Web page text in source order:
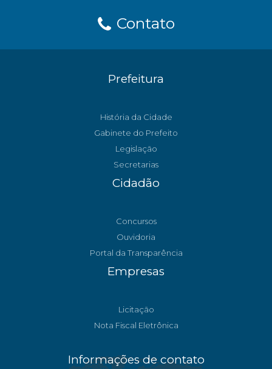
Contato
Prefeitura
História da Cidade
Gabinete do Prefeito
Legislação
Secretarias
Cidadão
Concursos
Ouvidoria
Portal da Transparência
Empresas
Licitação
Nota Fiscal Eletrônica
Informações de contato